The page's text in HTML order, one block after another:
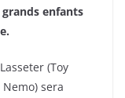
enfants
(Toy
sera